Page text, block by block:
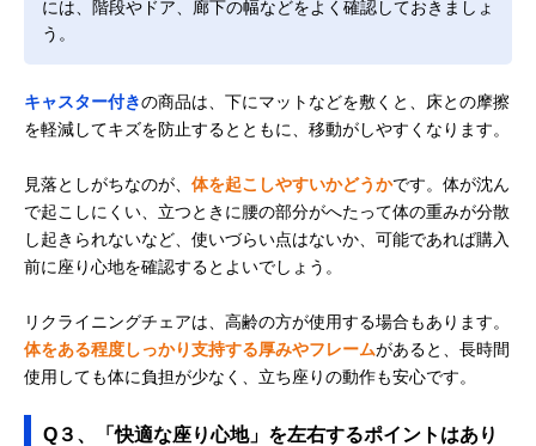
には、階段やドア、廊下の幅などをよく確認しておきましょ
う。
キャスター付きの商品は、下にマットなどを敷くと、床との摩擦
を軽減してキズを防止するとともに、移動がしやすくなります。
見落としがちなのが、 体を起こしやすいかどうかです。体が沈ん
で起こしにくい、立つときに腰の部分がへたって体の重みが分散
し起きられないなど、使いづらい点はないか、可能であれば購入
前に座り心地を確認するとよいでしょう。
リクライニングチェアは、高齢の方が使用する場合もあります。
体をある程度しっかり支持する厚みやフレームがあると、長時間
使用しても体に負担が少なく、立ち座りの動作も安心です。
Q３、「快適な座り心地」を左右するポイントはあり